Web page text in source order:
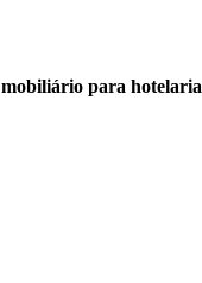
mobiliário para hotelaria